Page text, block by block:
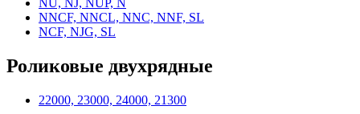
NU, NJ, NUP, N
NNCF, NNCL, NNC, NNF, SL
NCF, NJG, SL
Роликовые двухрядные
22000, 23000, 24000, 21300